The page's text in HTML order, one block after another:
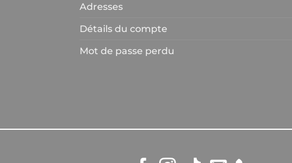
Adresses
Détails du compte
Mot de passe perdu